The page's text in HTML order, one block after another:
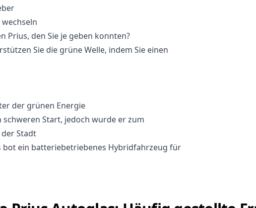
Prius, den Sie je geben konnten?
Sie die grüne Welle, indem Sie einen
der grünen Energie
schweren Start, jedoch wurde er zum
Stadt
bot ein batteriebetriebenes Hybridfahrzeug für